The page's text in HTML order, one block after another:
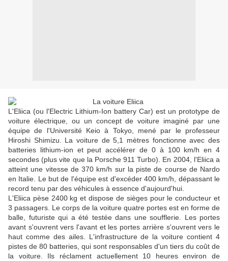
L'Eliica (ou l'Electric Lithium-Ion battery Car) est un prototype de
voiture électrique, ou un concept de voiture imaginé par une
équipe de l'Université Keio à Tokyo, mené par le professeur
Hiroshi Shimizu. La voiture de 5,1 mètres fonctionne avec des
batteries lithium-ion et peut accélérer de 0 à 100 km/h en 4
secondes (plus vite que la Porsche 911 Turbo). En 2004, l'Eliica a
atteint une vitesse de 370 km/h sur la piste de course de Nardo
en Italie. Le but de l'équipe est d'excéder 400 km/h, dépassant le
record tenu par des véhicules à essence d'aujourd'hui.
L'Eliica pèse 2400 kg et dispose de sièges pour le conducteur et
3 passagers. Le corps de la voiture quatre portes est en forme de
balle, futuriste qui a été testée dans une soufflerie. Les portes
avant s'ouvrent vers l'avant et les portes arrière s'ouvrent vers le
haut comme des ailes. L'infrastructure de la voiture contient 4
pistes de 80 batteries, qui sont responsables d'un tiers du coût de
la voiture. Ils réclament actuellement 10 heures environ de